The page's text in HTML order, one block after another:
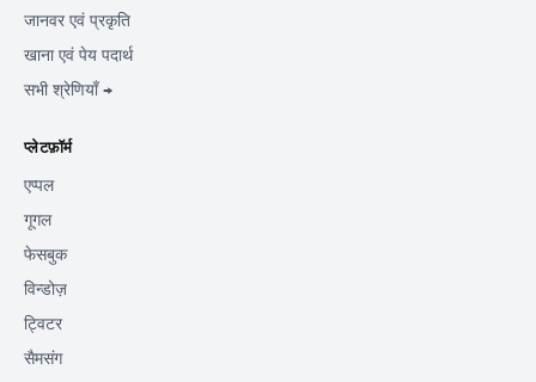
जानवर एवं प्रकृति
खाना एवं पेय पदार्थ
सभी श्रेणियाँ →
प्लेटफ़ॉर्म
एप्पल
गूगल
फेसबुक
विन्डोज़
ट्विटर
सैमसंग